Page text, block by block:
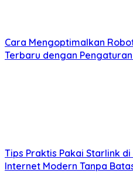
Cara Mengoptimalkan
Terbaru dengan
Tips Praktis Pakai Starlink
Internet Modern Tanpa